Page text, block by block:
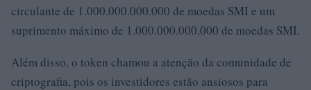
circulante de 1.000.000.000.000 de moedas SMI e um
suprimento máximo de 1.000.000.000.000 de moedas SMI.
Além disso, o token chamou a atenção da comunidade de
criptografia, pois os investidores estão ansiosos para